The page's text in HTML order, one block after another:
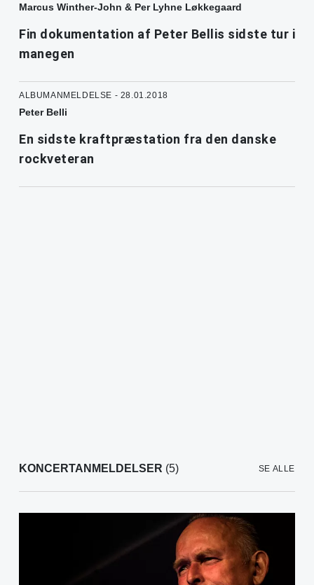
Marcus Winther-John & Per Lyhne Løkkegaard
Fin dokumentation af Peter Bellis sidste tur i
manegen
ALBUMANMELDELSE - 28.01.2018
Peter Belli
En sidste kraftpræstation fra den danske
rockveteran
KONCERTANMELDELSER (5) SE ALLE